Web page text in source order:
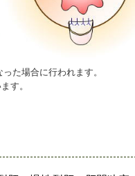
た場合に行われます。
す。